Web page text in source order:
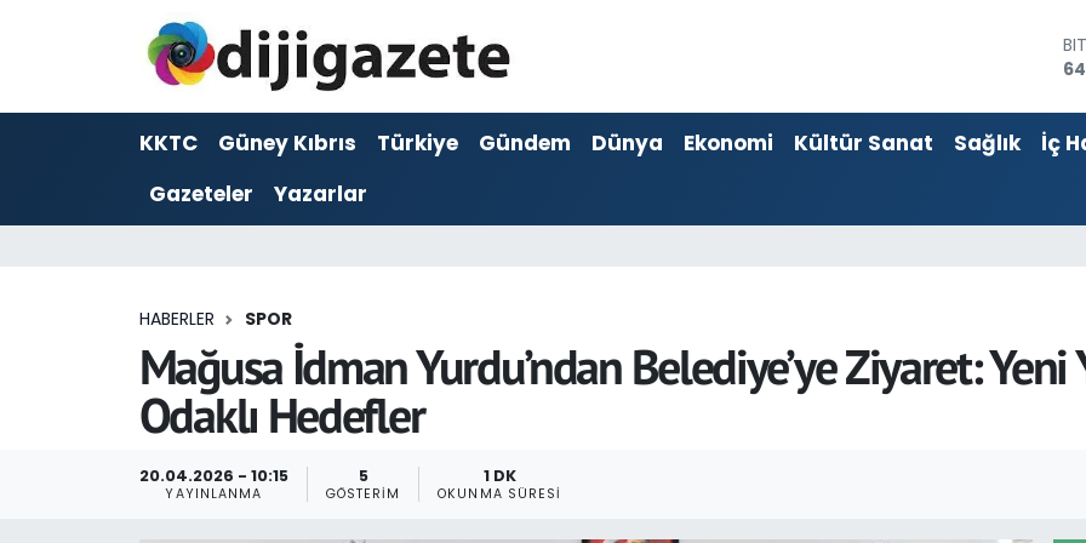
KKTC Güney Kıbrıs Türkiye Gündem Dünya Ekonomi Kültür Sanat Sağlık İç
Gazeteler
Yazarlar
HABERLER SPOR
Mağusa İdman Yurdu’ndan Belediye’ye Ziyaret:
Odaklı Hedefler
20.04.2026 - 10:15
YAYINLANMA
5
GÖSTERIM
1 DK
OKUNMA SÜRESI
ADVERTORIAL
Dijigazete
Foto Galeri
Hava Durumu
Trafik Durumu
Haber Arşivi